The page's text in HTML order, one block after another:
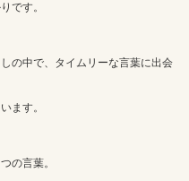
です。
の中で、タイムリーな言葉に出会
ます。
の言葉。